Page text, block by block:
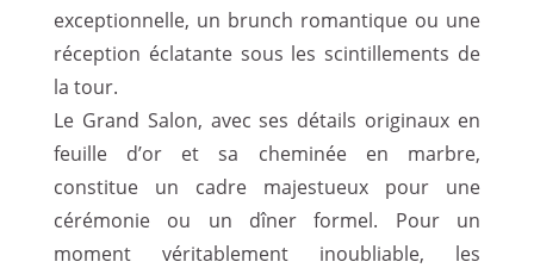
exceptionnelle, un brunch romantique ou une
réception éclatante sous les scintillements de
la tour.
Le Grand Salon, avec ses détails originaux en
feuille d’or et sa cheminée en marbre,
constitue un cadre majestueux pour une
cérémonie ou un dîner formel. Pour un
moment véritablement inoubliable, les